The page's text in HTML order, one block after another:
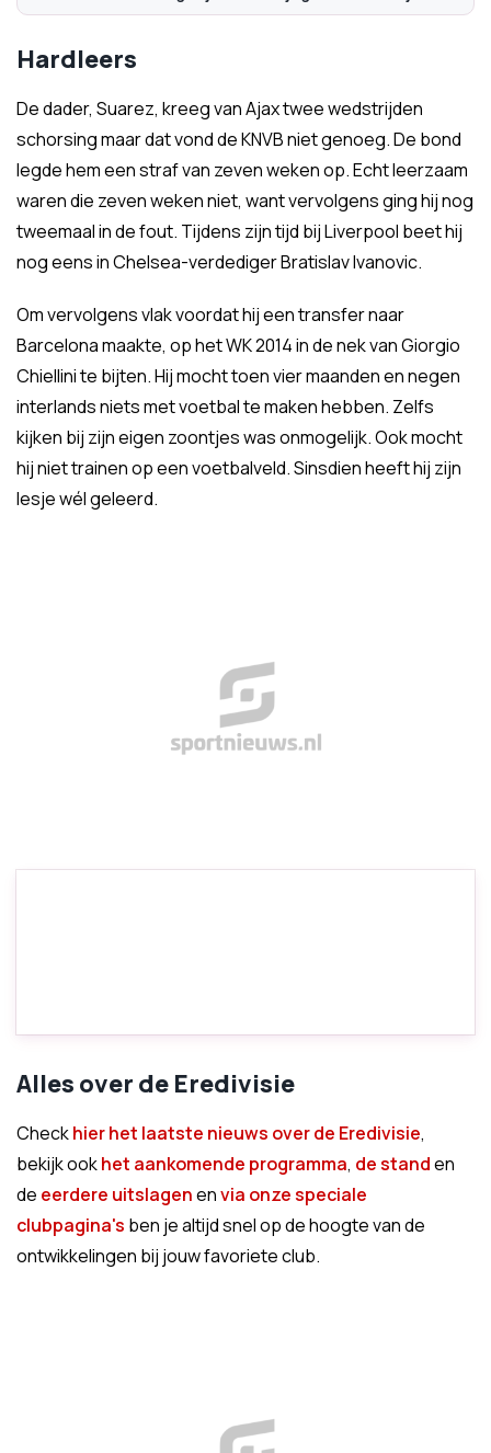
Hardleers
De dader, Suarez, kreeg van Ajax twee wedstrijden
schorsing maar dat vond de KNVB niet genoeg. De bond
legde hem een straf van zeven weken op. Echt leerzaam
waren die zeven weken niet, want vervolgens ging hij nog
tweemaal in de fout. Tijdens zijn tijd bij Liverpool beet hij
nog eens in Chelsea-verdediger Bratislav Ivanovic.
Om vervolgens vlak voordat hij een transfer naar
Barcelona maakte, op het WK 2014 in de nek van Giorgio
Chiellini te bijten. Hij mocht toen vier maanden en negen
interlands niets met voetbal te maken hebben. Zelfs
kijken bij zijn eigen zoontjes was onmogelijk. Ook mocht
hij niet trainen op een voetbalveld. Sinsdien heeft hij zijn
lesje wél geleerd.
Alles over de Eredivisie
Checkhier het laatste nieuws over de Eredivisie,
bekijk ookhet aankomende programma, de standen
de eerdere uitslagenenvia onze speciale
clubpagina's ben je altijd snel op de hoogte van de
ontwikkelingen bij jouw favoriete club.